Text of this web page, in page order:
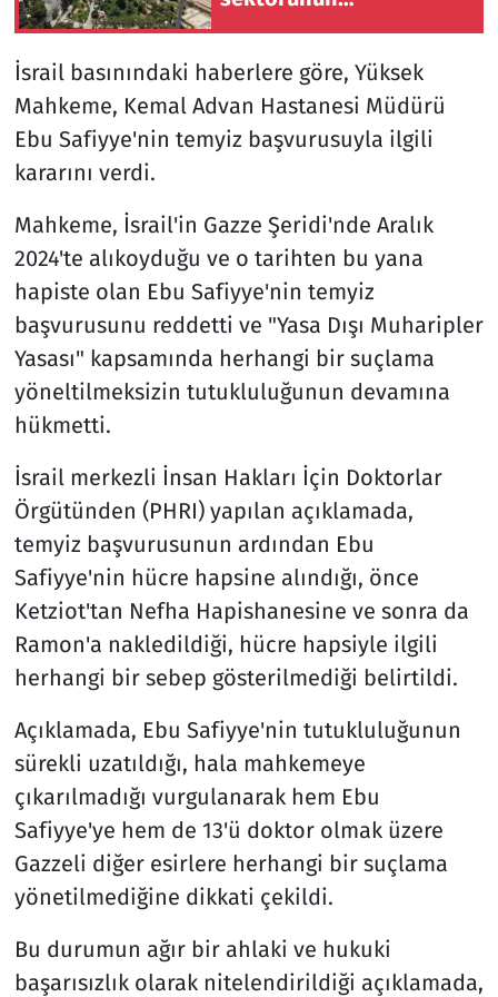
İsrail basınındaki haberlere göre, Yüksek
Mahkeme, Kemal Advan Hastanesi Müdürü
Ebu Safiyye'nin temyiz başvurusuyla ilgili
kararını verdi.
Mahkeme, İsrail'in Gazze Şeridi'nde Aralık
2024'te alıkoyduğu ve o tarihten bu yana
hapiste olan Ebu Safiyye'nin temyiz
başvurusunu reddetti ve "Yasa Dışı Muharipler
Yasası" kapsamında herhangi bir suçlama
yöneltilmeksizin tutukluluğunun devamına
hükmetti.
İsrail merkezli İnsan Hakları İçin Doktorlar
Örgütünden (PHRI) yapılan açıklamada,
temyiz başvurusunun ardından Ebu
Safiyye'nin hücre hapsine alındığı, önce
Ketziot'tan Nefha Hapishanesine ve sonra da
Ramon'a nakledildiği, hücre hapsiyle ilgili
herhangi bir sebep gösterilmediği belirtildi.
Açıklamada, Ebu Safiyye'nin tutukluluğunun
sürekli uzatıldığı, hala mahkemeye
çıkarılmadığı vurgulanarak hem Ebu
Safiyye'ye hem de 13'ü doktor olmak üzere
Gazzeli diğer esirlere herhangi bir suçlama
yönetilmediğine dikkati çekildi.
Bu durumun ağır bir ahlaki ve hukuki
başarısızlık olarak nitelendirildiği açıklamada,